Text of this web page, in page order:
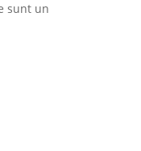
sunt un